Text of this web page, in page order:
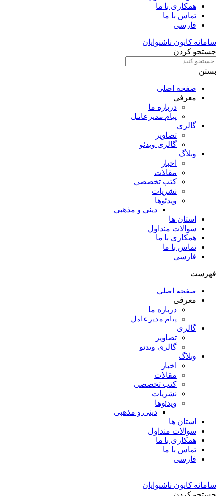
همکاری با ما
تماس با ما
فارسی
سامانه کانون ناشنوایان
جستجو کردن
بستن
صفحه اصلی
معرفی
درباره ما
پیام مدیرعامل
گالری
تصاویر
گالری ویدئو
وبلاگ
اخبار
مقالات
کتب تخصصی
نشریات
ویدئوها
دینی و مذهبی
استان ها
سوالات متداول
همکاری با ما
تماس با ما
فارسی
فهرست
صفحه اصلی
معرفی
درباره ما
پیام مدیرعامل
گالری
تصاویر
گالری ویدئو
وبلاگ
اخبار
مقالات
کتب تخصصی
نشریات
ویدئوها
دینی و مذهبی
استان ها
سوالات متداول
همکاری با ما
تماس با ما
فارسی
سامانه کانون ناشنوایان
جستجو کردن